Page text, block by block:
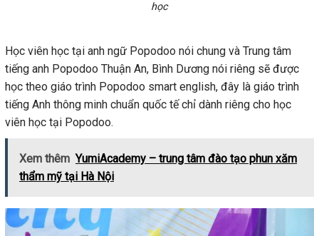
học
Học viên học tại anh ngữ Popodoo nói chung và Trung tâm
tiếng anh Popodoo Thuận An, Bình Dương nói riêng sẽ được
học theo giáo trình Popodoo smart english, đây là giáo trình
tiếng Anh thông minh chuẩn quốc tế chỉ dành riêng cho học
viên học tại Popodoo.
Xem thêm YumiAcademy – trung tâm đào tạo phun xăm
thẩm mỹ tại Hà Nội